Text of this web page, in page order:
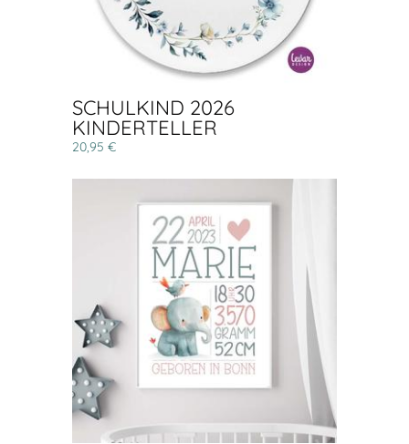
SCHULKIND 2026
KINDERTELLER
20,95 €